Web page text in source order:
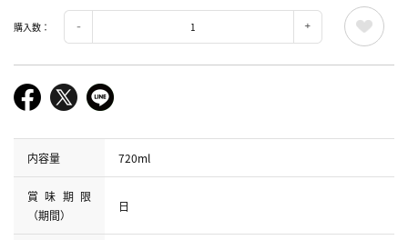
購入数：
内容量 720ml
賞味期限
（期間）
日